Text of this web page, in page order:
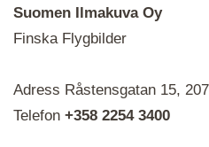
ikoner är det en serie i
syns som nålar istället.
Suomen Ilmakuva Oy
Finska Flygbilder
Adress Råstensgatan 15,
Telefon +358 2254 3400